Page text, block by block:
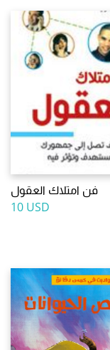
فن امتلاك العقول
10 USD